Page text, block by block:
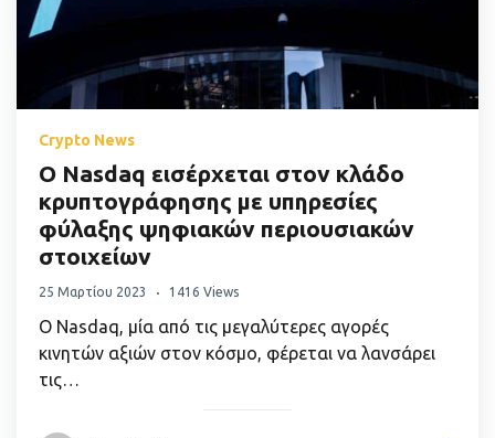
Crypto News
Ο Nasdaq εισέρχεται στον κλάδο
κρυπτογράφησης με υπηρεσίες
φύλαξης ψηφιακών περιουσιακών
στοιχείων
25 Μαρτίου 2023 1416 Views
Ο Nasdaq, μία από τις μεγαλύτερες αγορές
κινητών αξιών στον κόσμο, φέρεται να λανσάρει
τις…